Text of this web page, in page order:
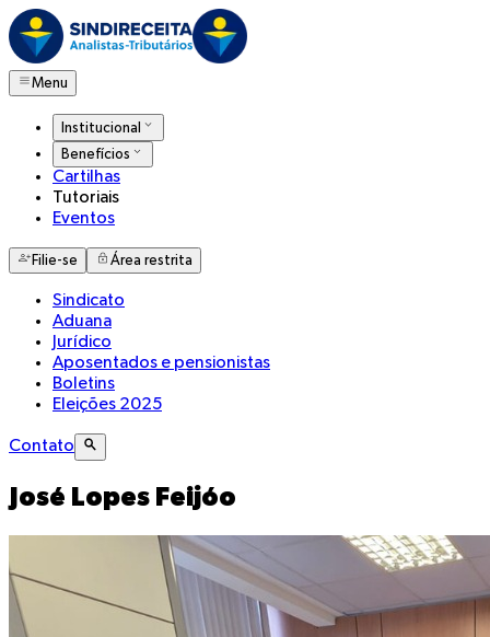
Menu
Institucional
Benefícios
Cartilhas
Tutoriais
Eventos
Filie-se Área restrita
Sindicato
Aduana
Jurídico
Aposentados e pensionistas
Boletins
Eleições 2025
Contato
José Lopes Feijóo